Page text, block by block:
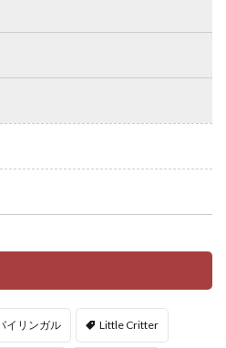
イリンガル Little Critter